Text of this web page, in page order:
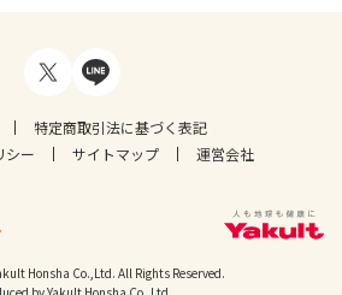
特定商取引法に基づく表記
シー
サイトマップ 運営会社
Honsha Co.,Ltd. All Rights Reserved.